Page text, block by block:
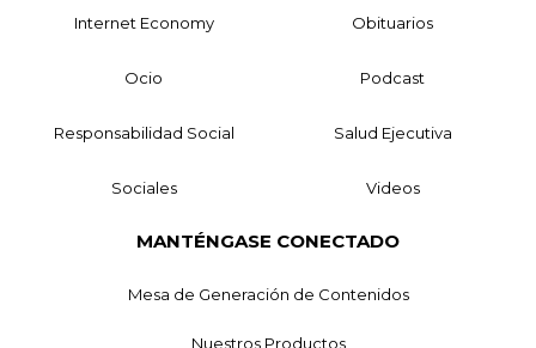
Internet Economy Obituarios
Ocio Podcast
Responsabilidad Social Salud Ejecutiva
Sociales Videos
MANTÉNGASE CONECTADO
Mesa de Generación de Contenidos
Nuestros Productos